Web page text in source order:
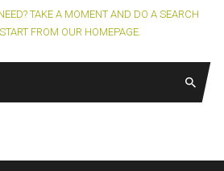
TAKE A MOMENT AND DO A SEARCH
FROM OUR HOMEPAGE